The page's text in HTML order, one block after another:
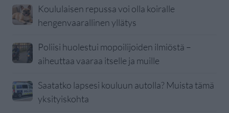
Koululaisen repussa voi olla koiralle
hengenvaarallinen yllätys
Poliisi huolestui mopoilijoiden ilmiöstä –
aiheuttaa vaaraa itselle ja muille
Saatatko lapsesi kouluun autolla? Muista tämä
yksityiskohta